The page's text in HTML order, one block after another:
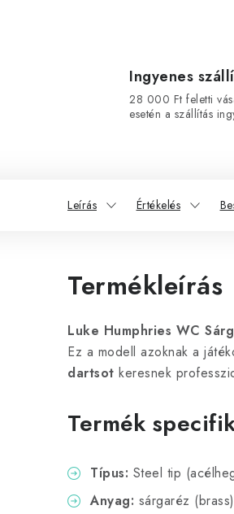
Ingyenes
28 000 Ft feletti
esetén a szállítás
Leírás Értékelés
Termékleírás
Luke Humphries WC
Ez a modell azoknak a
dartsot keresnek
Termék
Típus: Steel tip
Anyag: sárgaréz (brass)